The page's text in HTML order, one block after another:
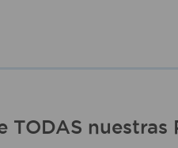
nuestras